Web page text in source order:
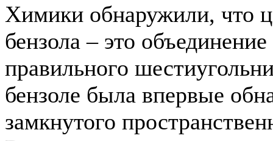
Химики обнаружили, что
бензола – это
правильного
бензоле была впервые
замкнутого